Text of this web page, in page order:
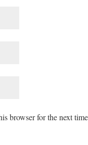
browser for the next